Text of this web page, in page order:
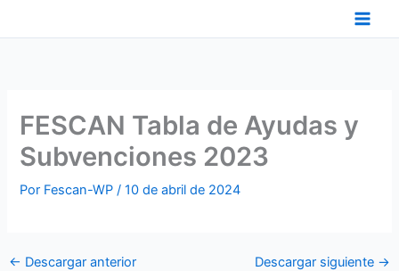
FESCAN Tabla de Ayudas y
Subvenciones 2023
Por Fescan-WP/10 de abril de 2024
← Descargar anterior Descargar siguiente →